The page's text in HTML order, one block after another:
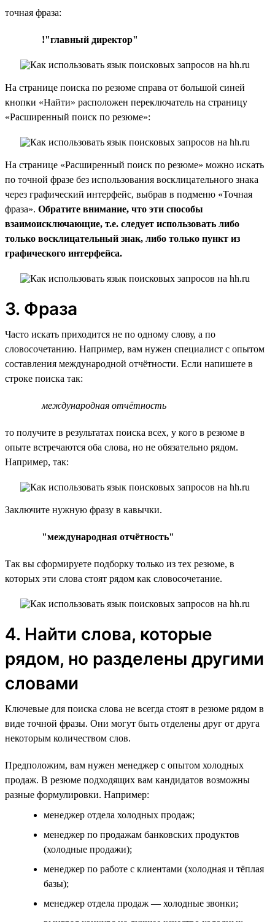
точная фраза:
!"главный директор"
На странице поиска по резюме справа от большой синей
кнопки «Найти» расположен переключатель на страницу
«Расширенный поиск по резюме»:
На странице «Расширенный поиск по резюме» можно искать
по точной фразе без использования восклицательного знака
через графический интерфейс, выбрав в подменю «Точная
фраза». Обратите внимание, что эти способы
взаимоисключающие, т.е. следует использовать либо
только восклицательный знак, либо только пункт из
графического интерфейса.
3. Фраза
Часто искать приходится не по одному слову, а по
словосочетанию. Например, вам нужен специалист с опытом
составления международной отчётности. Если напишете в
строке поиска так:
международная отчётность
то получите в результатах поиска всех, у кого в резюме в
опыте встречаются оба слова, но не обязательно рядом.
Например, так:
Заключите нужную фразу в кавычки.
"международная отчётность"
Так вы сформируете подборку только из тех резюме, в
которых эти слова стоят рядом как словосочетание.
4. Найти слова, которые
рядом, но разделены другими
словами
Ключевые для поиска слова не всегда стоят в резюме рядом в
виде точной фразы. Они могут быть отделены друг от друга
некоторым количеством слов.
Предположим, вам нужен менеджер с опытом холодных
продаж. В резюме подходящих вам кандидатов возможны
разные формулировки. Например:
менеджер отдела холодных продаж;
менеджер по продажам банковских продуктов
(холодные продажи);
менеджер по работе с клиентами (холодная и тёплая
базы);
менеджер отдела продаж — холодные звонки;